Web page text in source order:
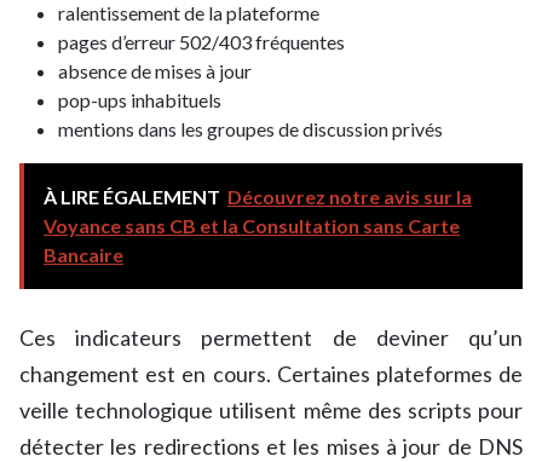
ralentissement de la plateforme
pages d’erreur 502/403 fréquentes
absence de mises à jour
pop-ups inhabituels
mentions dans les groupes de discussion privés
À LIRE ÉGALEMENT Découvrez notre avis sur la
Voyance sans CB et la Consultation sans Carte
Bancaire
Ces indicateurs permettent de deviner qu’un
changement est en cours. Certaines plateformes de
veille technologique utilisent même des scripts pour
détecter les redirections et les mises à jour de DNS